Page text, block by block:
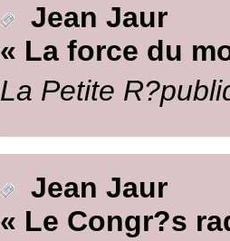
Jean Jaur
« La force du
La Petite
Jean Jaur
« Le Congr?s